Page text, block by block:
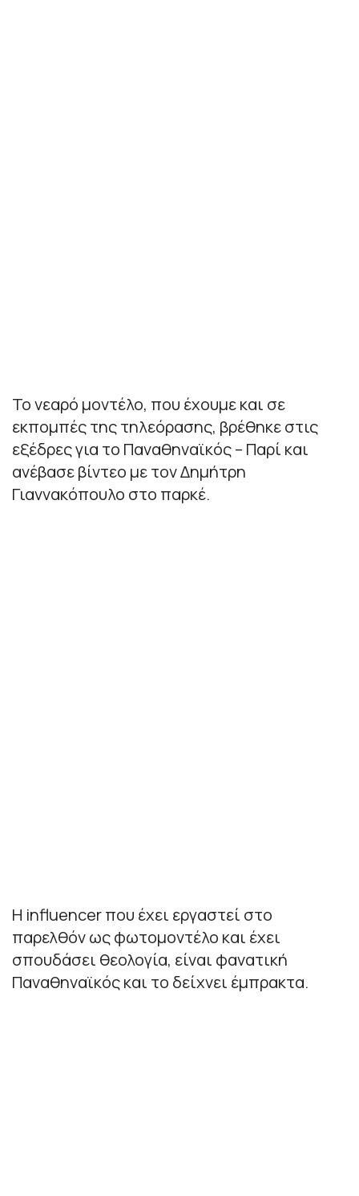
Το νεαρό μοντέλο, που έχουμε και σε
εκπομπές της τηλεόρασης, βρέθηκε στις
εξέδρες για το Παναθηναϊκός – Παρί και
ανέβασε βίντεο με τον Δημήτρη
Γιαννακόπουλο στο παρκέ.
H influencer που έχει εργαστεί στο
παρελθόν ως φωτομοντέλο και έχει
σπουδάσει θεολογία, είναι φανατική
Παναθηναϊκός και το δείχνει έμπρακτα.